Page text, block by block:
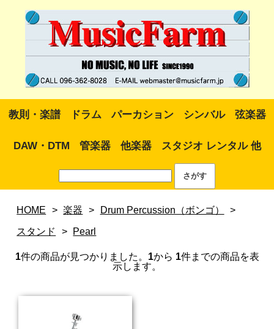
教則・楽譜 ドラム パーカション シンバル 弦楽器
DAW・DTM 管楽器 他楽器 スタジオ レンタル 他
HOME > 楽器 > Drum Percussion（ボンゴ） >
スタンド > Pearl
1件の商品が見つかりました。 1から 1件までの商品を表
示します。